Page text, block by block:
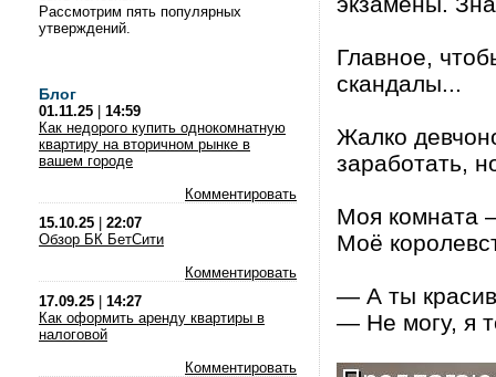
Рассмотрим пять популярных
утверждений.
Блог
01.11.25
14:59
Как недорого купить однокомнатную
квартиру на вторичном рынке в
вашем городе
Комментировать
15.10.25
22:07
Обзор БК БетСити
Комментировать
17.09.25
14:27
Как оформить аренду квартиры в
налоговой
Комментировать
Главное,
скандалы...
Жалко
заработать,
Моя комната
Моё
— А ты
— Не могу, я